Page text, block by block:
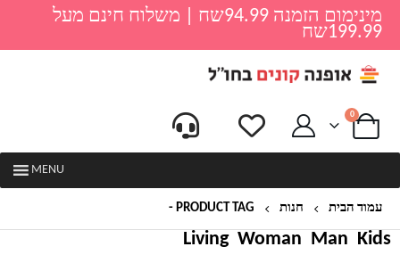
מינימום הזמנה 94.99שח | משלוח חינם מעל
199.99שח
0
MENU
עמוד הבית חנות PRODUCT TAG -
Kids
Man
Woman
Living